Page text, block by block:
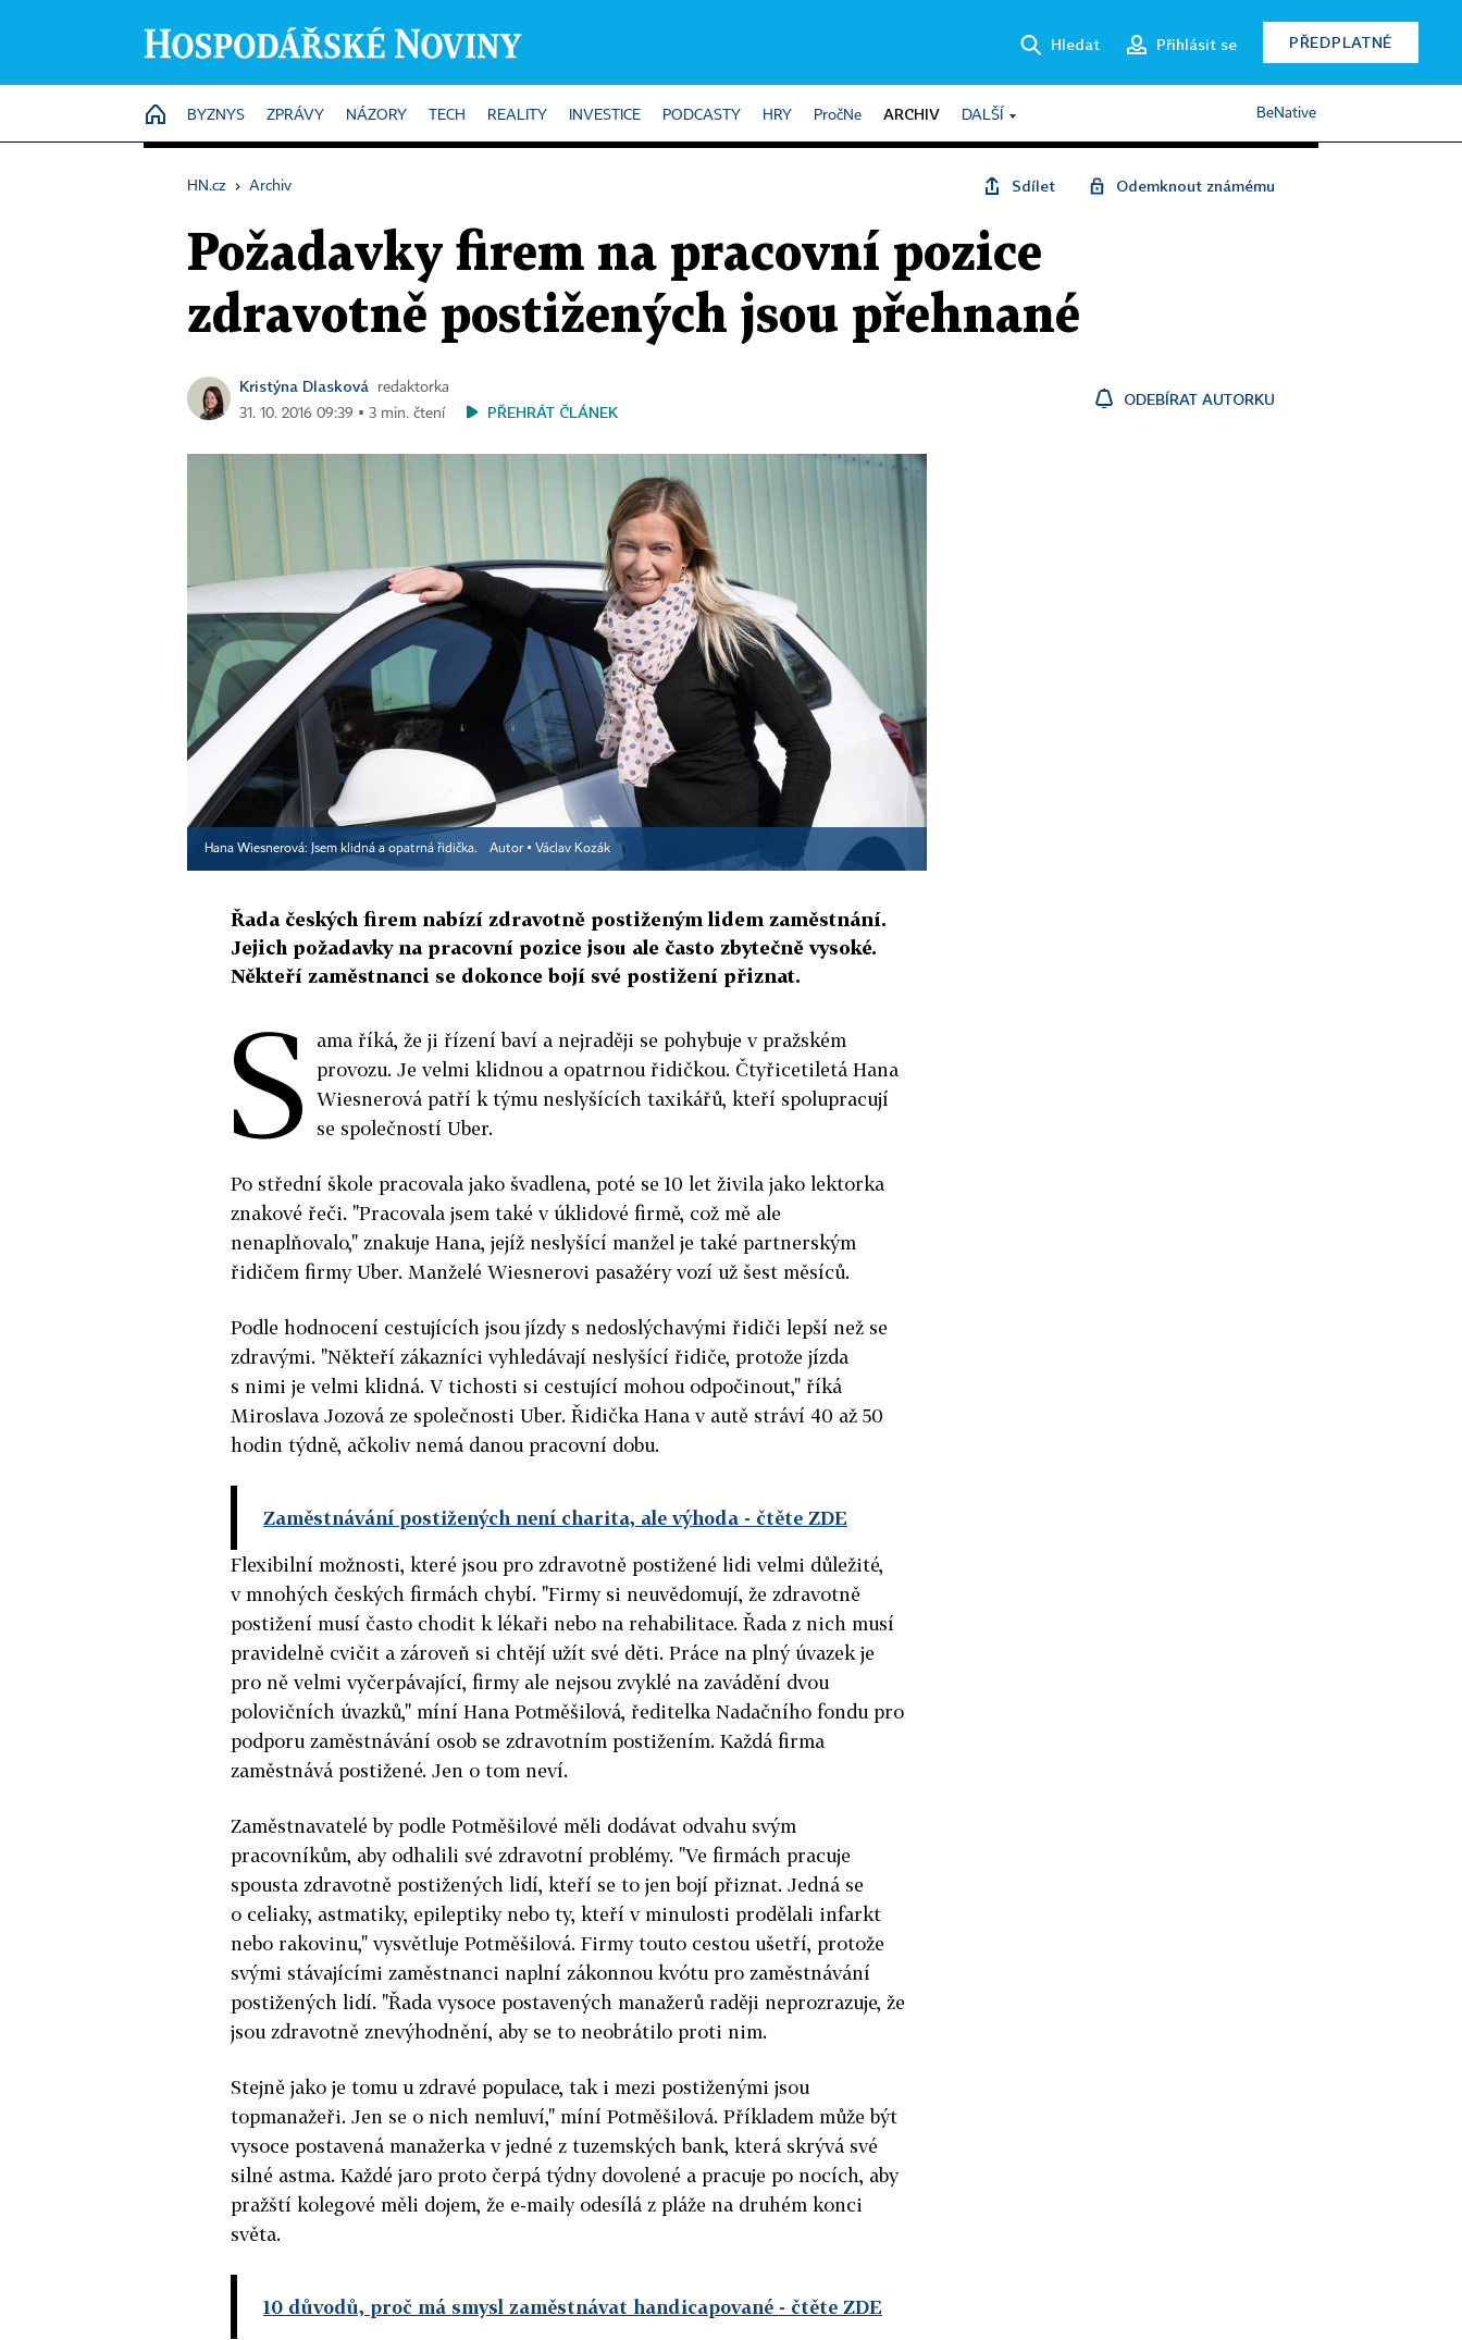
Hledat Přihlásit se PŘEDPLATNÉ
HOME
BYZNYS ZPRÁVY NÁZORY TECH REALITY INVESTICE PODCASTY HRY PročNe ARCHIV DALŠÍ BeNative
HN.cz › Archiv Sdílet Odemknout známému
Požadavky firem na pracovní pozice
zdravotně postižených jsou přehnané
Kristýna Dlasková
redaktorka
31. 10. 2016 09:39 ▪ 3 min. čtení
PŘEHRÁT ČLÁNEK
ODEBÍRAT AUTORKU
Hana Wiesnerová: Jsem klidná a opatrná řidička. Autor ▪ Václav Kozák
Řada českých firem nabízí zdravotně postiženým lidem zaměstnání.
Jejich požadavky na pracovní pozice jsou ale často zbytečně vysoké.
Někteří zaměstnanci se dokonce bojí své postižení přiznat.
S
ama říká, že ji řízení baví a nejraději se pohybuje v pražském
provozu. Je velmi klidnou a opatrnou řidičkou. Čtyřicetiletá Hana
Wiesnerová patří k týmu neslyšících taxikářů, kteří spolupracují
se společností Uber.
Po střední škole pracovala jako švadlena, poté se 10 let živila jako lektorka
znakové řeči. "Pracovala jsem také v úklidové firmě, což mě ale
nenaplňovalo," znakuje Hana, jejíž neslyšící manžel je také partnerským
řidičem firmy Uber. Manželé Wiesnerovi pasažéry vozí už šest měsíců.
Podle hodnocení cestujících jsou jízdy s nedoslýchavými řidiči lepší než se
zdravými. "Někteří zákazníci vyhledávají neslyšící řidiče, protože jízda
s nimi je velmi klidná. V tichosti si cestující mohou odpočinout," říká
Miroslava Jozová ze společnosti Uber. Řidička Hana v autě stráví 40 až 50
hodin týdně, ačkoliv nemá danou pracovní dobu.
Zaměstnávání postižených není charita, ale výhoda - čtěte ZDE
Flexibilní možnosti, které jsou pro zdravotně postižené lidi velmi důležité,
v mnohých českých firmách chybí. "Firmy si neuvědomují, že zdravotně
postižení musí často chodit k lékaři nebo na rehabilitace. Řada z nich musí
pravidelně cvičit a zároveň si chtějí užít své děti. Práce na plný úvazek je
pro ně velmi vyčerpávající, firmy ale nejsou zvyklé na zavádění dvou
polovičních úvazků," míní Hana Potměšilová, ředitelka Nadačního fondu pro
podporu zaměstnávání osob se zdravotním postižením. Každá firma
zaměstnává postižené. Jen o tom neví.
Zaměstnavatelé by podle Potměšilové měli dodávat odvahu svým
pracovníkům, aby odhalili své zdravotní problémy. "Ve firmách pracuje
spousta zdravotně postižených lidí, kteří se to jen bojí přiznat. Jedná se
o celiaky, astmatiky, epileptiky nebo ty, kteří v minulosti prodělali infarkt
nebo rakovinu," vysvětluje Potměšilová. Firmy touto cestou ušetří, protože
svými stávajícími zaměstnanci naplní zákonnou kvótu pro zaměstnávání
postižených lidí. "Řada vysoce postavených manažerů raději neprozrazuje, že
jsou zdravotně znevýhodnění, aby se to neobrátilo proti nim.
Stejně jako je tomu u zdravé populace, tak i mezi postiženými jsou
topmanažeři. Jen se o nich nemluví," míní Potměšilová. Příkladem může být
vysoce postavená manažerka v jedné z tuzemských bank, která skrývá své
silné astma. Každé jaro proto čerpá týdny dovolené a pracuje po nocích, aby
pražští kolegové měli dojem, že e-maily odesílá z pláže na druhém konci
světa.
10 důvodů, proč má smysl zaměstnávat handicapované - čtěte ZDE